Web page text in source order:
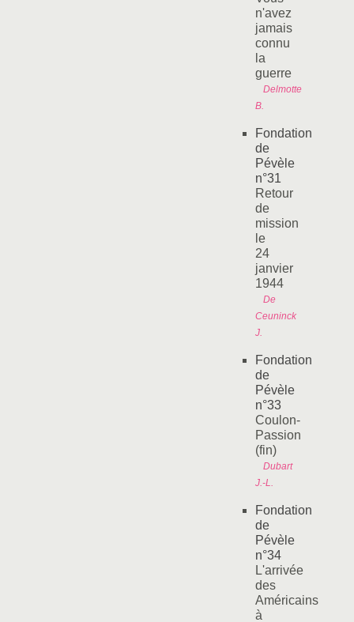
n'avez
jamais
connu
la
guerre
Delmotte
B.
Fondation
de
Pévèle
n°31
Retour
de
mission
le
24
janvier
1944
De
Ceuninck
J.
Fondation
de
Pévèle
n°33
Coulon-
Passion
(fin)
Dubart
J.-L.
Fondation
de
Pévèle
n°34
L'arrivée
des
Américains
à